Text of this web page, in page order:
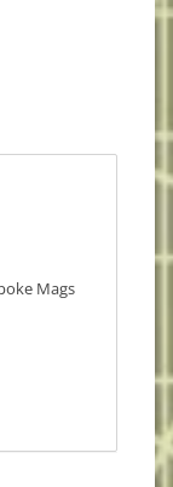
Mags